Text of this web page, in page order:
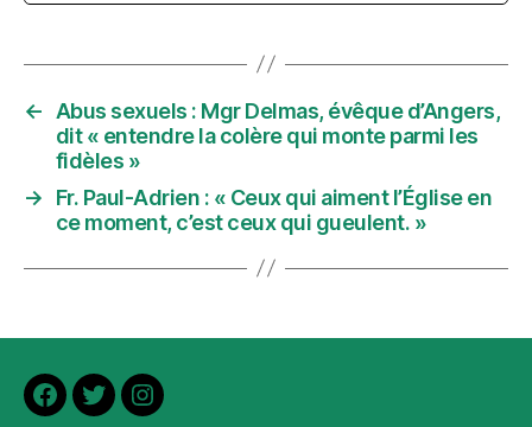
← Abus sexuels : Mgr Delmas, évêque d’Angers,
dit « entendre la colère qui monte parmi les
fidèles »
→
Fr. Paul-Adrien : « Ceux qui aiment l’Église en
ce moment, c’est ceux qui gueulent. »
Facebook
TwitterInstagram